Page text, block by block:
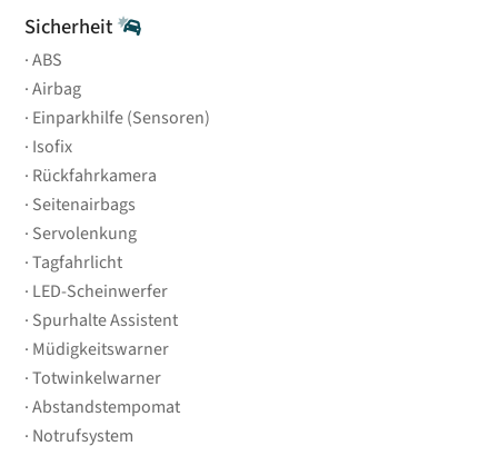
Sicherheit
ABS
Airbag
Einparkhilfe (Sensoren)
Isofix
Rückfahrkamera
Seitenairbags
Servolenkung
Tagfahrlicht
LED-Scheinwerfer
Spurhalte Assistent
Müdigkeitswarner
Totwinkelwarner
Abstandstempomat
Notrufsystem